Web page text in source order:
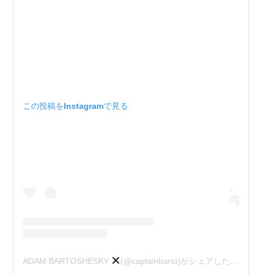
この投稿をInstagramで見る
ADAM BARTOSHESKY (@captainbarto)がシェアした投稿